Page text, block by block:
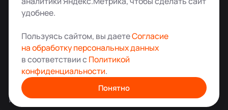
info@kladovkin.ru
Аренда склада для хранения вещей в Москве
© ООО «Кладовкин» 2026. Все права защищены
ИНН:7100007940 ОГРН:1217100007805
удобнее.
Пользуясь сайтом, вы даетеСогласие
на обработку персональных данных
в соответствии с Политикой
конфиденциальности.
Понятно